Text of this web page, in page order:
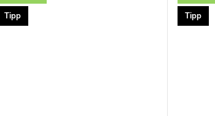
Tipp
Tipp